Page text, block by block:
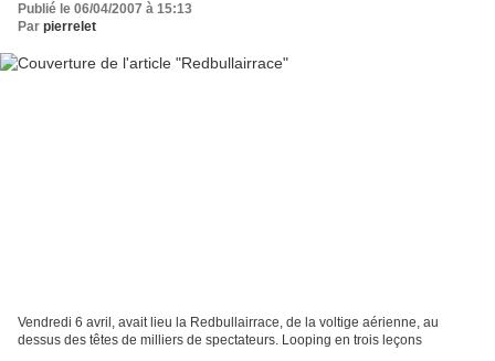
Publié le 06/04/2007 à 15:13
Par pierrelet
Vendredi 6 avril, avait lieu la Redbullairrace, de la voltige aérienne, au
dessus des têtes de milliers de spectateurs. Looping en trois leçons